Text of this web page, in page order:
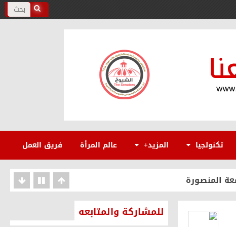
تكنولجيا المزيد+ عالم المرأة فريق العمل
القاهرة كصانعة للسلام
المنصورة
الوطنية
للمشاركة والمتابعه